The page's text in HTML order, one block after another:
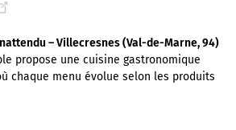
– Villecresnes (Val-de-Marne, 94)
propose une cuisine gastronomique
chaque menu évolue selon les produits